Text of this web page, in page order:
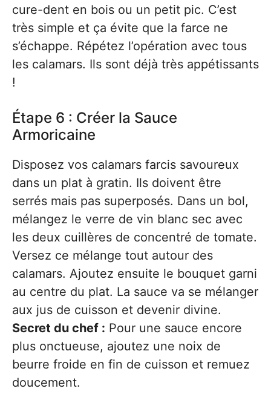
cure-dent en bois ou un petit pic. C’est
très simple et ça évite que la farce ne
s’échappe. Répétez l’opération avec tous
les calamars. Ils sont déjà très appétissants
!
Étape 6 : Créer la Sauce
Armoricaine
Disposez vos calamars farcis savoureux
dans un plat à gratin. Ils doivent être
serrés mais pas superposés. Dans un bol,
mélangez le verre de vin blanc sec avec
les deux cuillères de concentré de tomate.
Versez ce mélange tout autour des
calamars. Ajoutez ensuite le bouquet garni
au centre du plat. La sauce va se mélanger
aux jus de cuisson et devenir divine.
Secret du chef : Pour une sauce encore
plus onctueuse, ajoutez une noix de
beurre froide en fin de cuisson et remuez
doucement.